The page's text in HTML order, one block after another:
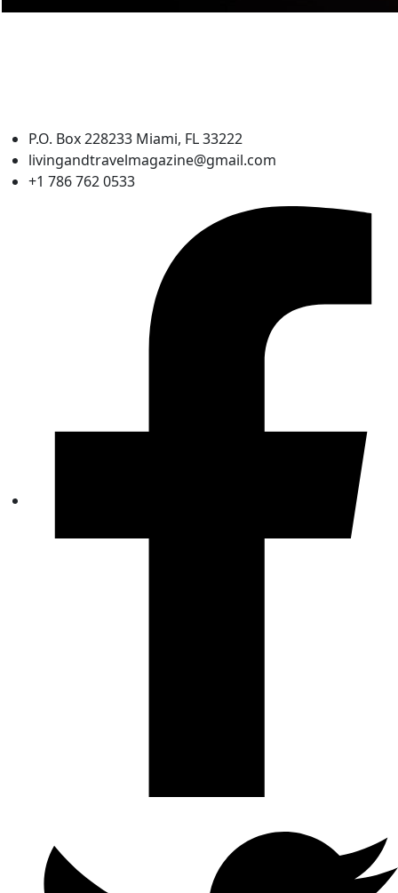
P.O. Box 228233 Miami, FL 33222
livingandtravelmagazine@gmail.com
+1 786 762 0533